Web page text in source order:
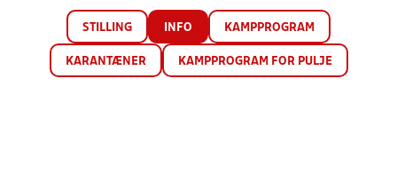
STILLING INFO KAMPPROGRAM
KARANTÆNER KAMPPROGRAM FOR PULJE